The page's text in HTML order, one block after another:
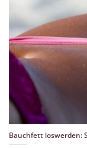
Bauchfett loswerden: